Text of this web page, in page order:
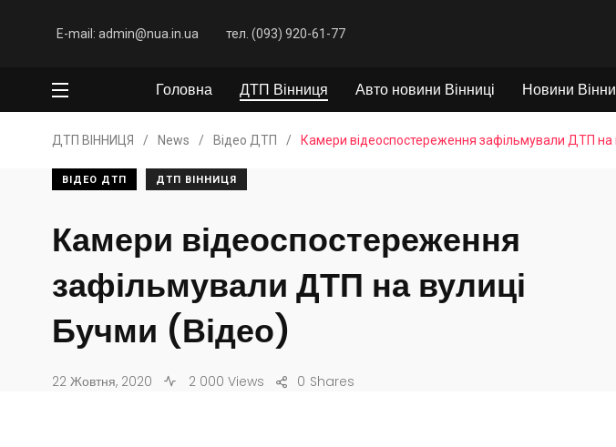
E-mail: admin@nua.in.ua тел. (093) 920-61-77
Головна ДТП Вінниця Авто новини Вінниці Новини
ДТП ВІННИЦЯ / News / Відео ДТП / Камери відеоспостереження зафільмували ДТП на
ВІДЕО ДТП ДТП ВІННИЦЯ
Камери відеоспостереження
зафільмували ДТП на вулиці
Бучми (Відео)
22 Жовтня, 2020 2 000 Views Shares
0